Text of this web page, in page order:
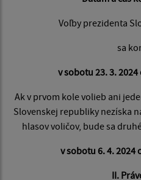
Voľby prezidenta
sa
v sobotu 23. 3.
Ak v prvom kole volieb ani
Slovenskej republiky nezíska
hlasov voličov, bude sa
v sobotu 6. 4. 2024
II.